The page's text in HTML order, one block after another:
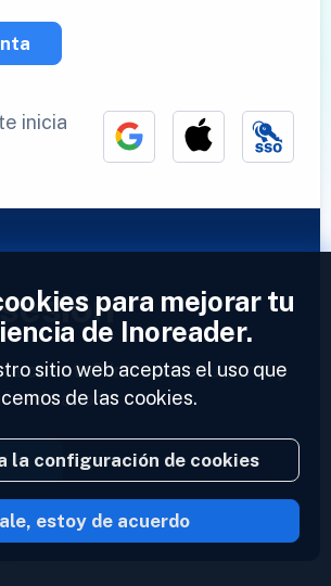
inicia
cuenta?Introduce tu perfil y
feeds ahora.
2023 © Inoreader
para mejorar tu
de Inoreader.
sitio web aceptas el uso que
de las cookies.
la configuración de cookies
estoy de acuerdo